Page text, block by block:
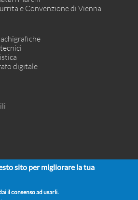
e Convenzione di Vienna
digitale
sito per migliorare la tua
il consenso ad usarli.